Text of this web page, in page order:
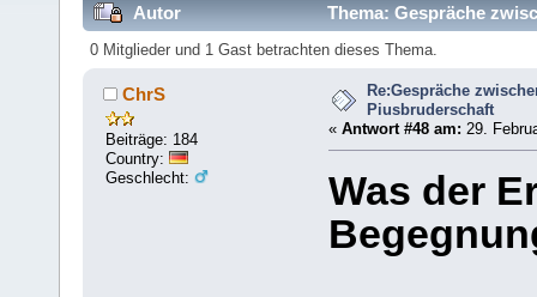
Autor Thema: Gespräche
0 Mitglieder und 1 Gast betrachten dieses Thema.
ChrS
Beiträge: 184
Country:
Geschlecht:
Re:Gespräche
Piusbruderschaft
« Antwort #48 am: 29.
Was der